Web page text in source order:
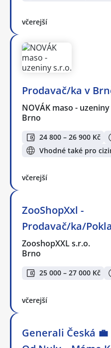
včerejší
Prodavač/ka v
NOVÁK maso -
Brno
24 800 – 26 900 Kč
Vhodné také pro
včerejší
ZooShopXxl -
Prodavač/ka/
ZooshopXXL s.r.o.
Brno
25 000 – 27 000 Kč
včerejší
Generali Česká